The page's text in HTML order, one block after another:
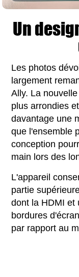
Un
Les photos
largement
Ally. La
plus arrondies
davantage une
que l'ensemble
conception
main lors des
L'appareil
partie
dont la HDMI et
bordures
par rapport au